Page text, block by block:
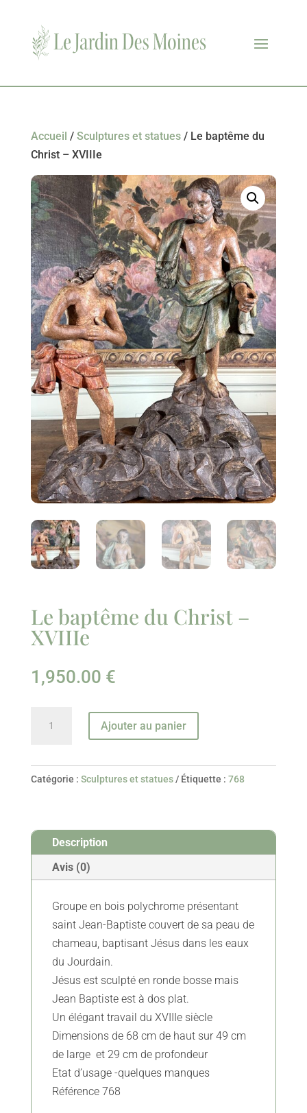
Accueil / Sculptures et statues/ Le baptême du
Christ – XVIIIe
Le baptême du Christ –
XVIIIe
1,950.00 €
XVIIIe
Ajouter au panier
Catégorie : Sculptures et statues Étiquette : 768
Description
Avis (0)
Groupe en bois polychrome présentant
saint Jean-Baptiste couvert de sa peau de
chameau, baptisant Jésus dans les eaux
du Jourdain.
Jésus est sculpté en ronde bosse mais
Jean Baptiste est à dos plat.
Un élégant travail du XVIIIe siècle
Dimensions de 68 cm de haut sur 49 cm
de large et 29 cm de profondeur
Etat d’usage -quelques manques
Référence 768